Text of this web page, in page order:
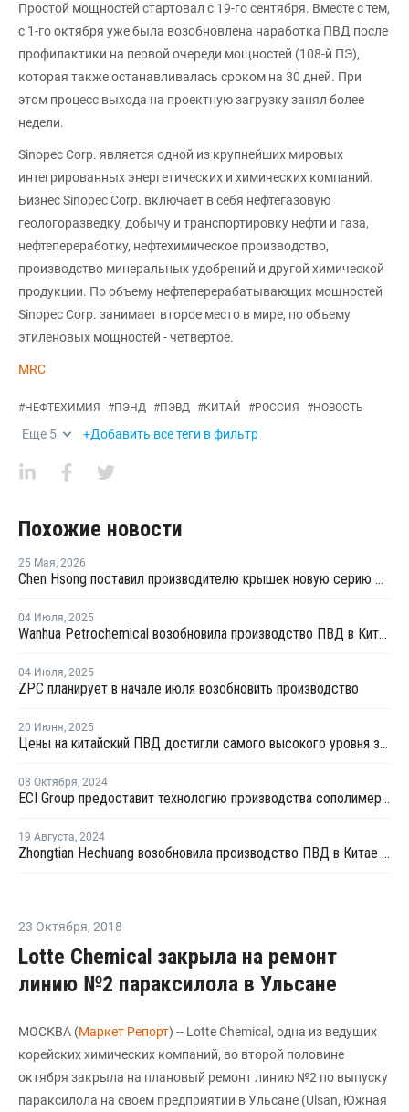
Простой мощностей стартовал с 19-го сентября. Вместе с тем,
с 1-го октября уже была возобновлена наработка ПВД после
профилактики на первой очереди мощностей (108-й ПЭ),
которая также останавливалась сроком на 30 дней. При
этом процесс выхода на проектную загрузку занял более
недели.
Sinopec Corp. является одной из крупнейших мировых
интегрированных энергетических и химических компаний.
Бизнес Sinopec Corp. включает в себя нефтегазовую
геологоразведку, добычу и транспортировку нефти и газа,
нефтепереработку, нефтехимическое производство,
производство минеральных удобрений и другой химической
продукции. По объему нефтеперерабатывающих мощностей
Sinopec Corp. занимает второе место в мире, по объему
этиленовых мощностей - четвертое.
MRC
#НЕФТЕХИМИЯ #ПЭНД #ПЭВД #КИТАЙ #РОССИЯ #НОВОСТЬ
Еще 5 +Добавить все теги в фильтр
Похожие новости
25 Мая, 2026
Chen Hsong поставил производителю крышек новую серию двухкомпонентных ТПА
04 Июля, 2025
Wanhua Petrochemical возобновила производство ПВД в Китае
04 Июля, 2025
ZPC планирует в начале июля возобновить производство
20 Июня, 2025
Цены на китайский ПВД достигли самого высокого уровня за восемь месяцев из-за ирано-израильского конфликта
08 Октября, 2024
ECI Group предоставит технологию производства сополимеров для китайской Shaanxi Yanchang
19 Августа, 2024
Zhongtian Hechuang возобновила производство ПВД в Китае после профилактики
23 Октября, 2018
Lotte Chemical закрыла на ремонт
линию №2 параксилола в Ульсане
МОСКВА (Маркет Репорт) -- Lotte Chemical, одна из ведущих
корейских химических компаний, во второй половине
октября закрыла на плановый ремонт линию №2 по выпуску
параксилола на своем предприятии в Ульсане (Ulsan, Южная